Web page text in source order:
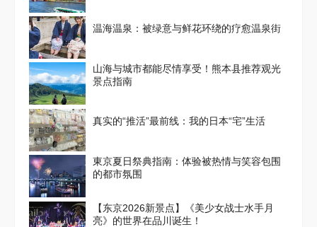
温海温泉：被绿意与鲜花环绕的疗愈温泉街
山海与城市都能尽情享受！熊本县推荐观光
景点指南
真实的“推活”最前线：我的日本“宅”生活
東京夏日祭典指南：体验被热情与笑容包围
的都市氛围
【东京2026新景点】《美少女战士水手月
亮》的世界在品川诞生！